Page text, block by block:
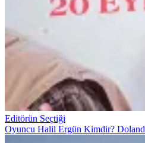
Editörün Seçtiği
Oyuncu Halil Ergün Kimdir?